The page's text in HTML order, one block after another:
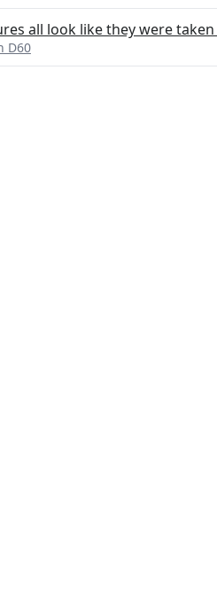
all look like they were
D60